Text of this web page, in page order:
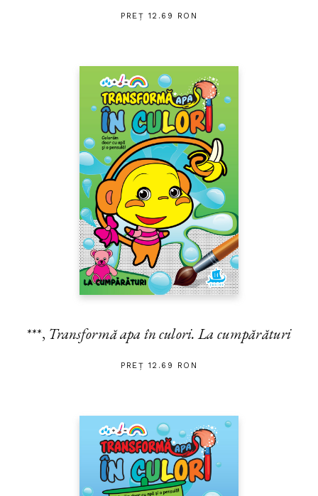
PREȚ 12.69 RON
***, Transformă apa în culori. La cumpărături
PREȚ 12.69 RON